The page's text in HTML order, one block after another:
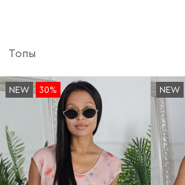
Топы
NEW 30% NEW